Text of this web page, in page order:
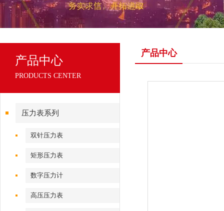
产品中心
PRODUCTS CENTER
压力表系列
双针压力表
矩形压力表
数字压力计
高压压力表
产品中心